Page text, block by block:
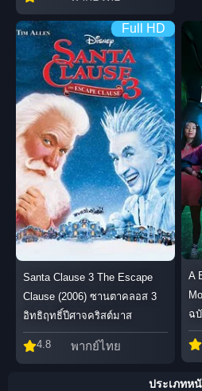
Full HD
Santa Clause 3 The Escape
Clause (2006) ซานตาคลอส 3
อิทธิฤทธิ์ปีศาจคริสต์มาส
4.8 พากย์ไทย
A
ฉ
ประเภทห